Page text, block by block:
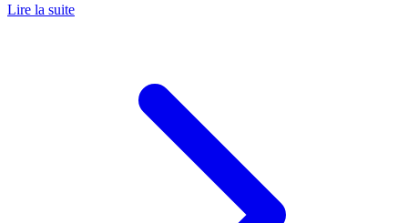
Lire la suite